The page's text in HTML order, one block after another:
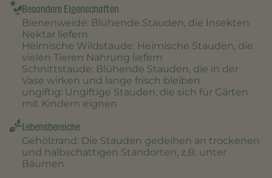
Besondere Eigenschaften
Bienenweide: Blühende Stauden, die Insekten
Nektar liefern
Heimische Wildstaude: Heimische Stauden, die
vielen Tieren Nahrung liefern
Schnittstaude: Blühende Stauden, die in der
Vase wirken und lange frisch bleiben
ungiftig: Ungiftige Stauden, die sich für Gärten
mit Kindern eignen
Lebensbereiche
Gehölzrand: Die Stauden gedeihen an trockenen
und halbschattigen Standorten, z.B. unter
Bäumen